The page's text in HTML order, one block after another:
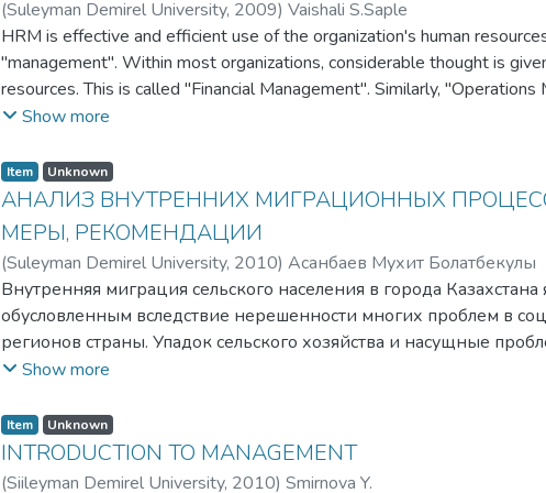
(Suleyman Demirel University, 2009) Vaishali S.Saple
HRM is effective and efficient use of the organization's human
"management". Within most organizations, considerable thought is
resources. This is called "Financial Management". Similarly,
utilization, storage, and distribution of material resources. Further,
concerned with the effective and efficient use of the organization's
Show more
Item Unknown
АНАЛИЗ ВНУТРЕННИХ МИГРАЦИОННЫХ
МЕРЫ, РЕКОМЕНДАЦИИ
(Suleyman Demirel University, 2010) Асанбаев Мухит Болатбекулы
Внутренняя миграция сельского населения в города
обусловленным вследствие нерешенности многих проблем в
регионов страны. Упадок сельского хозяйства и насущные
внутреннюю миграцию населения в города. Если люди пожилого
Молодые семьи и люди трудоспособного возраста становятся
миграции по направлению в города и областные центры, где
различных секторах экономики – в малом и среднем бизнесе,
Show more
Item Unknown
INTRODUCTION TO MANAGEMENT
(Siileyman Demirel University, 2010) Smirnova Y.